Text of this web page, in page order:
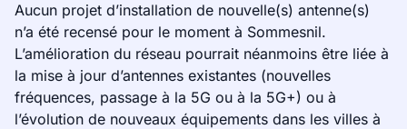
Aucun projet d’installation de nouvelle(s) antenne(s)
n’a été recensé pour le moment à Sommesnil.
L’amélioration du réseau pourrait néanmoins être liée à
la mise à jour d’antennes existantes (nouvelles
fréquences, passage à la 5G ou à la 5G+) ou à
l’évolution de nouveaux équipements dans les villes à